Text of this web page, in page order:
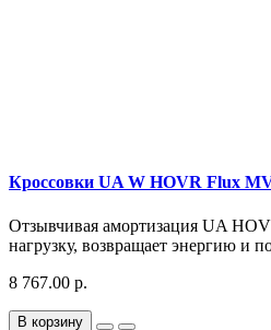
Кроссовки UA W HOVR Flux
Отзывчивая амортизация UA
нагрузку, возвращает энергию и
8 767.00 р.
В корзину